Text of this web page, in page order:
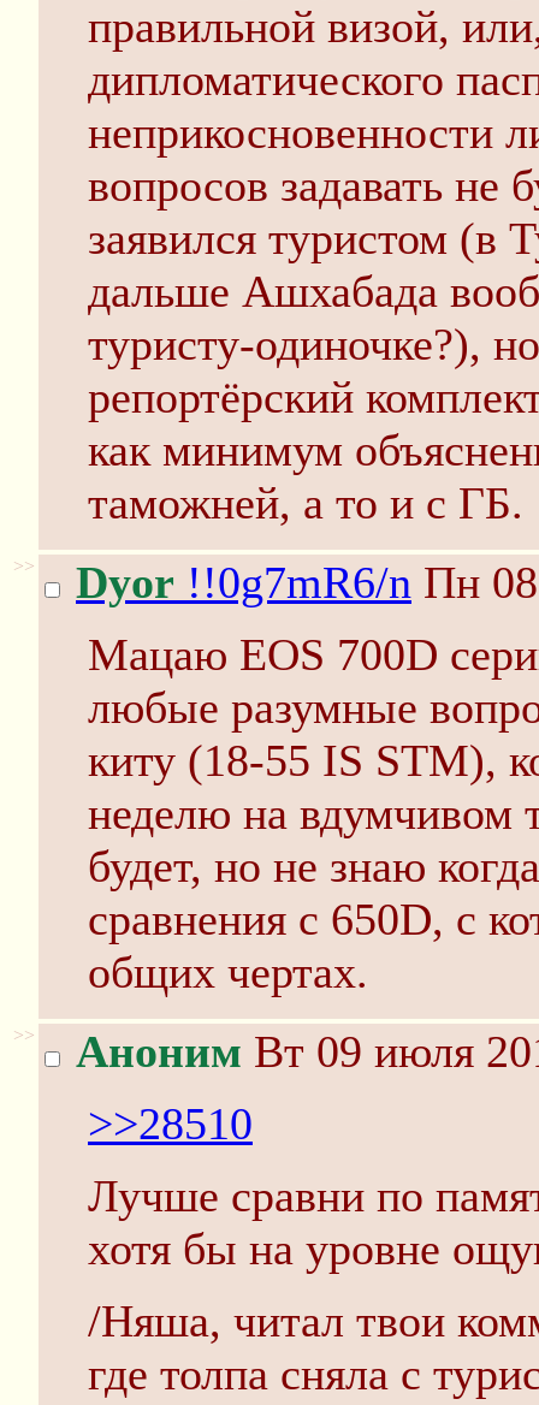
правильной визой,
дипломатического
неприкосновенности
вопросов задавать не
заявился туристом (в
дальше Ашхабада
туристу-одиночке?),
репортёрский
как минимум
таможней, а то и с ГБ.
>> Dyor !!0g7mR6/n Пн
Мацаю EOS 700D
любые разумные
киту (18-55 IS STM),
неделю на вдумчивом
будет, но не знаю
сравнения с 650D, с
общих чертах.
>> Аноним Вт 09 июля
>>28510
Лучше сравни по
хотя бы на уровне
/Няша, читал твои
где толпа сняла с